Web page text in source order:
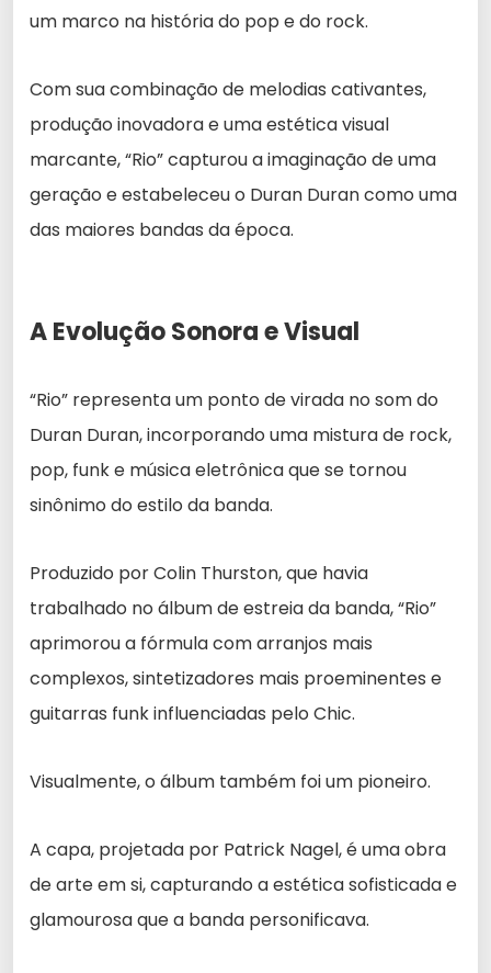
um marco na história do pop e do rock.
Com sua combinação de melodias cativantes,
produção inovadora e uma estética visual
marcante, “Rio” capturou a imaginação de uma
geração e estabeleceu o Duran Duran como uma
das maiores bandas da época.
A Evolução Sonora e Visual
“Rio” representa um ponto de virada no som do
Duran Duran, incorporando uma mistura de rock,
pop, funk e música eletrônica que se tornou
sinônimo do estilo da banda.
Produzido por Colin Thurston, que havia
trabalhado no álbum de estreia da banda, “Rio”
aprimorou a fórmula com arranjos mais
complexos, sintetizadores mais proeminentes e
guitarras funk influenciadas pelo Chic.
Visualmente, o álbum também foi um pioneiro.
A capa, projetada por Patrick Nagel, é uma obra
de arte em si, capturando a estética sofisticada e
glamourosa que a banda personificava.